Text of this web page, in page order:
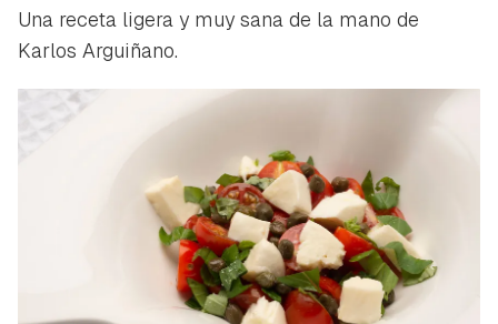
Una receta ligera y muy sana de la mano de
Karlos Arguiñano.